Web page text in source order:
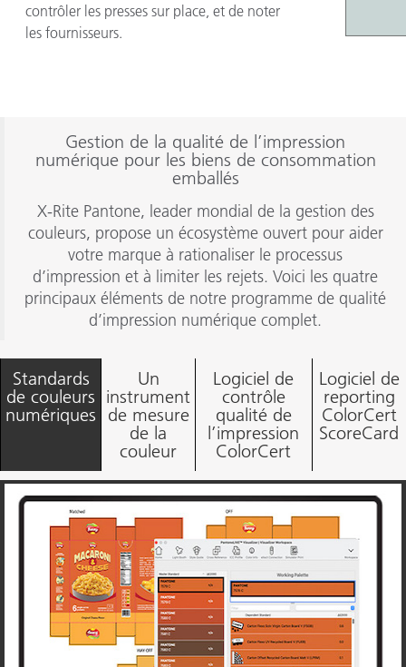
contrôler les presses sur place, et de noter
les fournisseurs.
Gestion de la qualité de l’impression
numérique pour les biens de consommation
emballés
X-Rite Pantone, leader mondial de la gestion des
couleurs, propose un écosystème ouvert pour aider
votre marque à rationaliser le processus
d’impression et à limiter les rejets. Voici les quatre
principaux éléments de notre programme de qualité
d’impression numérique complet.
Standards
de couleurs
numériques
Un
instrument
de mesure
de la
couleur
Logiciel de
contrôle
qualité de
l’impression
ColorCert
Logiciel de
reporting
ColorCert
ScoreCard